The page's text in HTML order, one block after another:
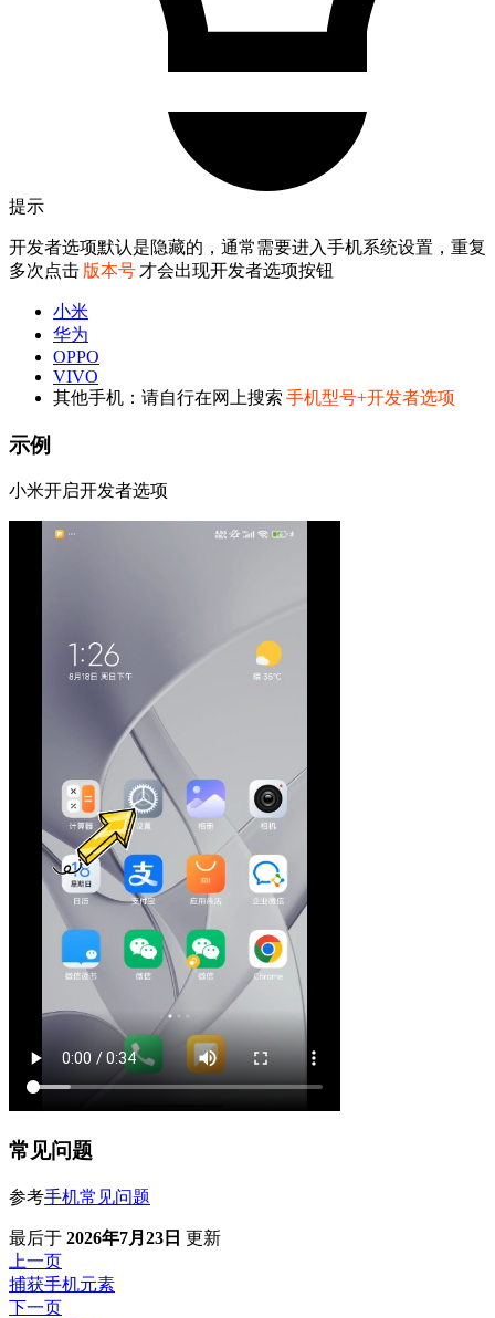
提示
开发者选项默认是隐藏的，通常需要进入手机系统设置，重复
多次点击 版本号 才会出现开发者选项按钮
小米
华为
OPPO
VIVO
其他手机：请自行在网上搜索 手机型号+开发者选项
示例
小米开启开发者选项
常见问题
参考手机常见问题
最后于 2026年7月23日 更新
上一页
捕获手机元素
下一页